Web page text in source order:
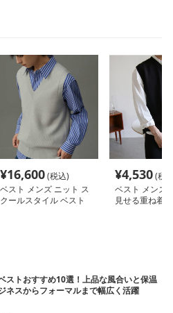
¥16,600(税込)
ベスト メンズ ニット ス
クールスタイル ベスト
¥4,530(税
ベスト メンズ
見せる重ね着
ストおすすめ10選！上品な風合いと保温
ネスからフォーマルまで幅広く活躍